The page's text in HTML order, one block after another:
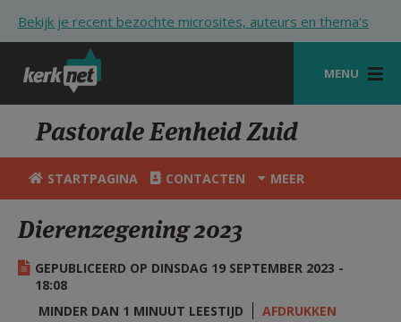
Bekijk je recent bezochte microsites, auteurs en thema's
MENU
STARTPAGINA
KERK
VIERINGEN
SHOP
ZOEKEN
HULP
Pastorale Eenheid Zuid
STARTPAGINA CONTACTEN MEER
Dierenzegening 2023
GEPUBLICEERD OP DINSDAG 19 SEPTEMBER 2023 -
18:08
MINDER DAN 1 MINUUT LEESTIJD
AFDRUKKEN